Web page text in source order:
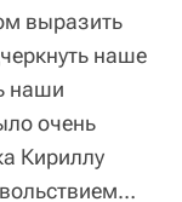
выразить
наше
наши
очень
Кириллу